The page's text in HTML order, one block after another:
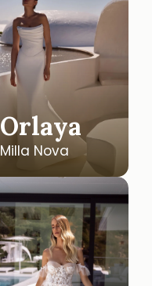
Orlaya
Milla Nova